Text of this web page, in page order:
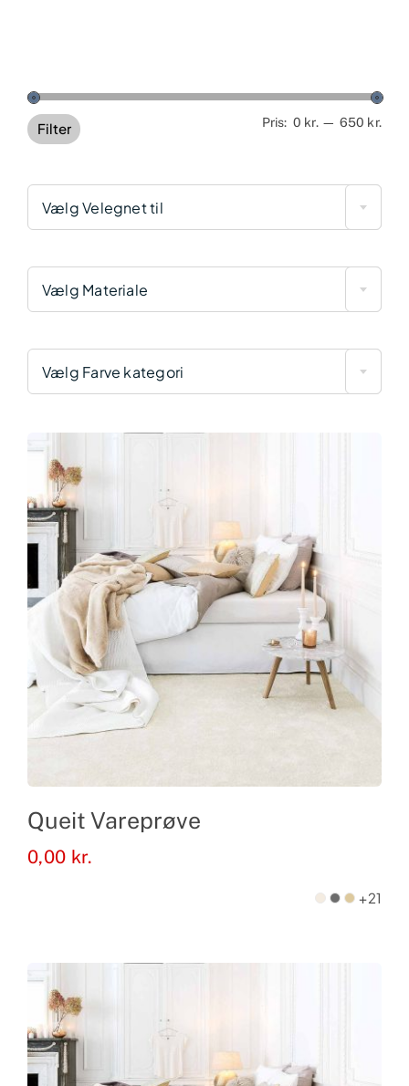
Filter Pris: 0 kr.— 650 kr.
Vælg Velegnet til
Vælg Materiale
Vælg Farve kategori
Queit Vareprøve
0,00 kr.
+21